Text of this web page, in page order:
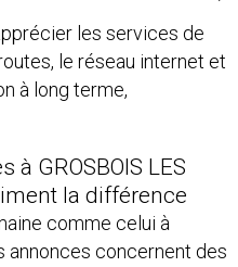
les services de
le réseau internet et
à long terme,
GROSBOIS LES
la différence
comme celui à
annonces concernent des